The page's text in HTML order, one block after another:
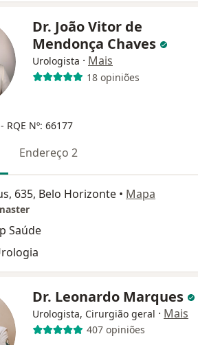
Dr. João Vitor de
Mendonça Chaves
Urologista · Mais
18 opiniões
- RQE Nº: 66177
Endereço 2
635, Belo Horizonte • Mapa
Saúde
Dr. Leonardo Marques
Urologista, Cirurgião geral · Mais
407 opiniões